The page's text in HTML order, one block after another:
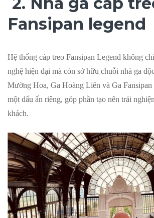
Fansipan legend
Hệ thống cáp treo Fansipan Legend không
nghệ hiện đại mà còn sở hữu chuỗi nhà ga
Mường Hoa, Ga Hoàng Liên và Ga Fansipan
một dấu ấn riêng, góp phần tạo nên trải
khách.